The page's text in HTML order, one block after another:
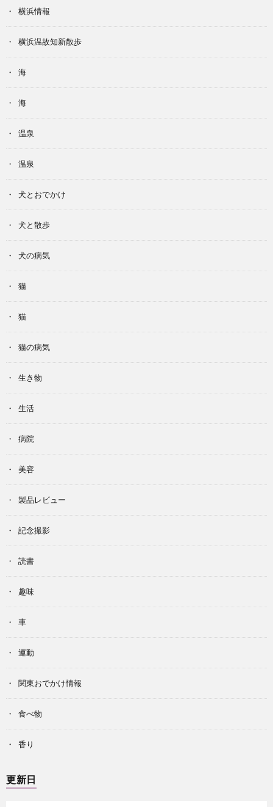
横浜情報
横浜温故知新散歩
海
海
温泉
温泉
犬とおでかけ
犬と散歩
犬の病気
猫
猫
猫の病気
生き物
生活
病院
美容
製品レビュー
記念撮影
読書
趣味
車
運動
関東おでかけ情報
食べ物
香り
更新日